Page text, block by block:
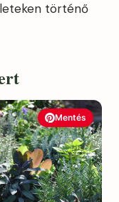
történő
Mentés